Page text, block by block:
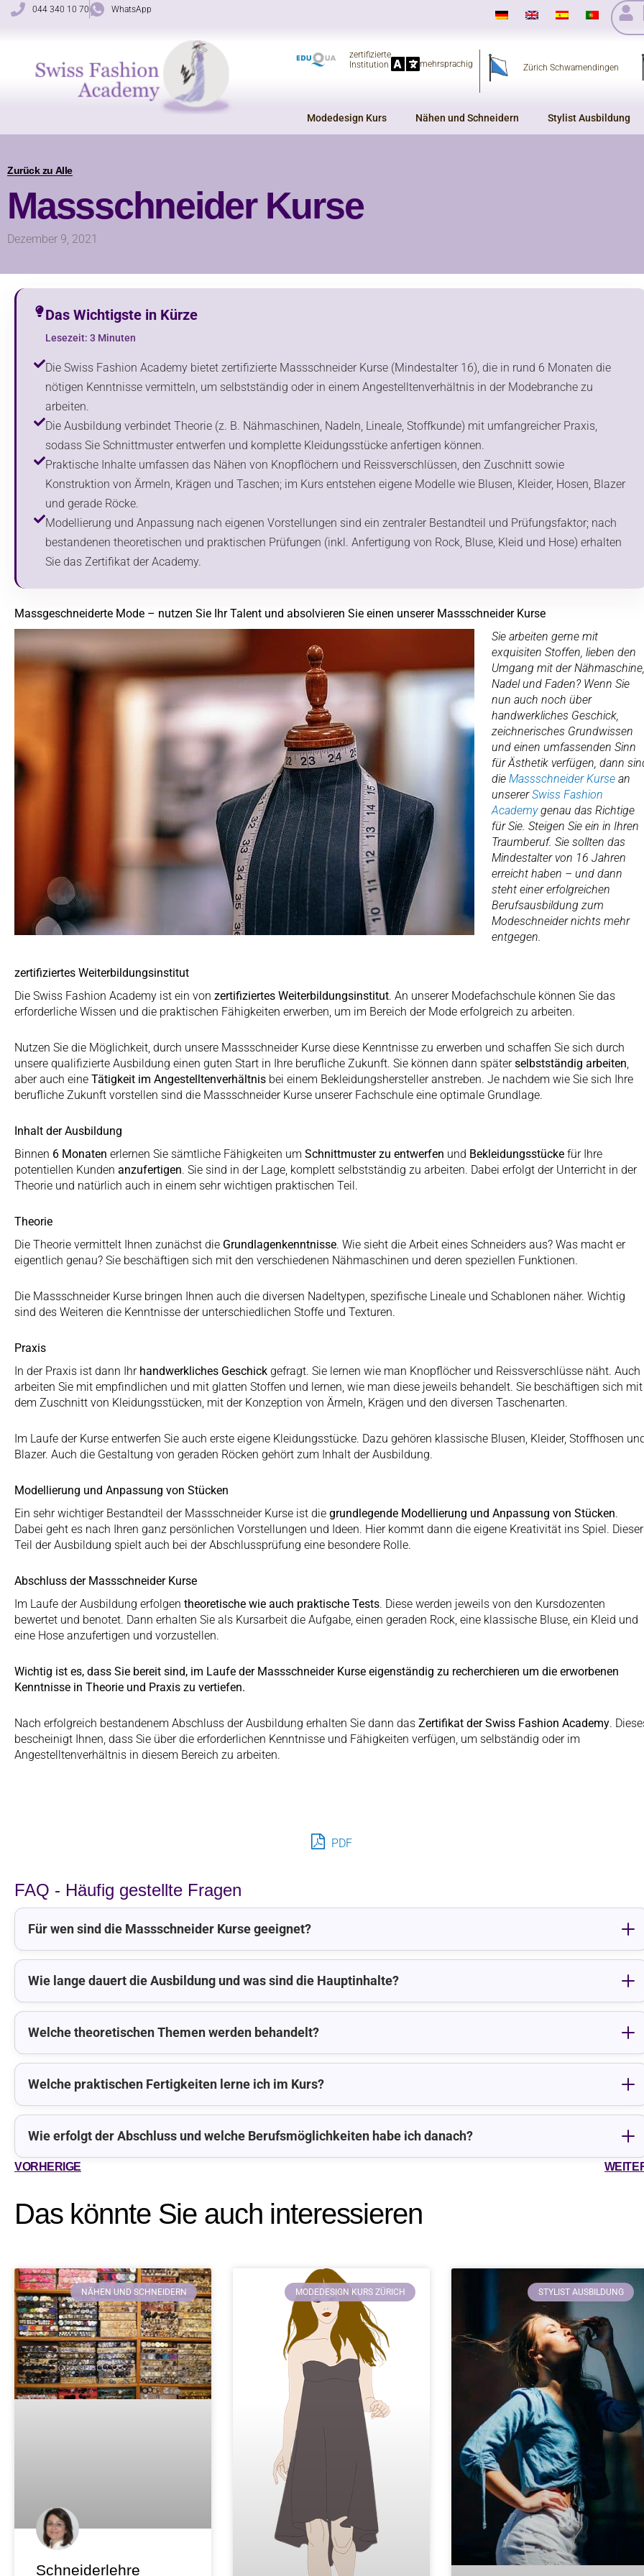
Zum
044 340 10 70 WhatsApp
zertifizierte
Institution
mehrsprachig Zürich Schwamendingen
Modedesign Kurs Nähen und Schneidern Stylist Ausbildung
Zurück zu Alle
Massschneider Kurse
Dezember 9, 2021
Das Wichtigste in Kürze
Lesezeit: 3 Minuten
Die Swiss Fashion Academy bietet zertifizierte Massschneider Kurse (Mindestalter 16), die in rund 6 Monaten die
nötigen Kenntnisse vermitteln, um selbstständig oder in einem Angestelltenverhältnis in der Modebranche zu
arbeiten.
Die Ausbildung verbindet Theorie (z. B. Nähmaschinen, Nadeln, Lineale, Stoffkunde) mit umfangreicher Praxis,
sodass Sie Schnittmuster entwerfen und komplette Kleidungsstücke anfertigen können.
Praktische Inhalte umfassen das Nähen von Knopflöchern und Reissverschlüssen, den Zuschnitt sowie
Konstruktion von Ärmeln, Krägen und Taschen; im Kurs entstehen eigene Modelle wie Blusen, Kleider, Hosen, Blazer
und gerade Röcke.
Modellierung und Anpassung nach eigenen Vorstellungen sind ein zentraler Bestandteil und Prüfungsfaktor; nach
bestandenen theoretischen und praktischen Prüfungen (inkl. Anfertigung von Rock, Bluse, Kleid und Hose) erhalten
Sie das Zertifikat der Academy.
Massgeschneiderte Mode – nutzen Sie Ihr Talent und absolvieren Sie einen unserer Massschneider Kurse
Sie arbeiten gerne mit
exquisiten Stoffen, lieben den
Umgang mit der Nähmaschine,
Nadel und Faden? Wenn Sie
nun auch noch über
handwerkliches Geschick,
zeichnerisches Grundwissen
und einen umfassenden Sinn
für Ästhetik verfügen, dann
die Massschneider Kurse an
unsererSwiss Fashion
Academygenau das Richtige
für Sie. Steigen Sie ein in Ihren
Traumberuf. Sie sollten das
Mindestalter von 16 Jahren
erreicht haben – und dann
steht einer erfolgreichen
Berufsausbildung zum
Modeschneider nichts mehr
entgegen.
zertifiziertes Weiterbildungsinstitut
Die Swiss Fashion Academy ist ein von zertifiziertes Weiterbildungsinstitut. An unserer Modefachschule können Sie das
erforderliche Wissen und die praktischen Fähigkeiten erwerben, um im Bereich der Mode erfolgreich zu arbeiten.
Nutzen Sie die Möglichkeit, durch unsere Massschneider Kurse diese Kenntnisse zu erwerben und schaffen Sie sich durch
unsere qualifizierte Ausbildung einen guten Start in Ihre berufliche Zukunft. Sie können dann späterselbstständig arbeiten
aber auch eine Tätigkeit im Angestelltenverhältnis bei einem Bekleidungshersteller anstreben. Je nachdem wie Sie sich Ihre
berufliche Zukunft vorstellen sind die Massschneider Kurse unserer Fachschule eine optimale Grundlage.
Inhalt der Ausbildung
Binnen 6 Monaten erlernen Sie sämtliche Fähigkeiten um Schnittmuster zu entwerfen und Bekleidungsstücke für Ihre
potentiellen Kunden anzufertigen. Sie sind in der Lage, komplett selbstständig zu arbeiten. Dabei erfolgt der Unterricht in der
Theorie und natürlich auch in einem sehr wichtigen praktischen Teil.
Theorie
Die Theorie vermittelt Ihnen zunächst die Grundlagenkenntnisse. Wie sieht die Arbeit eines Schneiders aus? Was macht er
eigentlich genau? Sie beschäftigen sich mit den verschiedenen Nähmaschinen und deren speziellen Funktionen.
Die Massschneider Kurse bringen Ihnen auch die diversen Nadeltypen, spezifische Lineale und Schablonen näher. Wichtig
sind des Weiteren die Kenntnisse der unterschiedlichen Stoffe und Texturen.
Praxis
In der Praxis ist dann Ihr handwerkliches Geschick gefragt. Sie lernen wie man Knopflöcher und Reissverschlüsse näht. Auch
arbeiten Sie mit empfindlichen und mit glatten Stoffen und lernen, wie man diese jeweils behandelt. Sie beschäftigen sich mit
dem Zuschnitt von Kleidungsstücken, mit der Konzeption von Ärmeln, Krägen und den diversen Taschenarten.
Im Laufe der Kurse entwerfen Sie auch erste eigene Kleidungsstücke. Dazu gehören klassische Blusen, Kleider, Stoffhosen
Blazer. Auch die Gestaltung von geraden Röcken gehört zum Inhalt der Ausbildung.
Modellierung und Anpassung von Stücken
Ein sehr wichtiger Bestandteil der Massschneider Kurse ist die grundlegende Modellierung und Anpassung von Stücken.
Dabei geht es nach Ihren ganz persönlichen Vorstellungen und Ideen. Hier kommt dann die eigene Kreativität ins Spiel. Dieser
Teil der Ausbildung spielt auch bei der Abschlussprüfung eine besondere Rolle.
Abschluss der Massschneider Kurse
Im Laufe der Ausbildung erfolgen theoretische wie auch praktische Tests. Diese werden jeweils von den Kursdozenten
bewertet und benotet. Dann erhalten Sie als Kursarbeit die Aufgabe, einen geraden Rock, eine klassische Bluse, ein Kleid und
eine Hose anzufertigen und vorzustellen.
Wichtig ist es, dass Sie bereit sind, im Laufe der Massschneider Kurse eigenständig zu recherchieren um die erworbenen
Kenntnisse in Theorie und Praxis zu vertiefen.
Nach erfolgreich bestandenem Abschluss der Ausbildung erhalten Sie dann das Zertifikat der Swiss Fashion Academy.
bescheinigt Ihnen, dass Sie über die erforderlichen Kenntnisse und Fähigkeiten verfügen, um selbständig oder im
Angestelltenverhältnis in diesem Bereich zu arbeiten.
PDF
FAQ - Häufig gestellte Fragen
Für wen sind die Massschneider Kurse geeignet?
Wie lange dauert die Ausbildung und was sind die Hauptinhalte?
Welche theoretischen Themen werden behandelt?
Welche praktischen Fertigkeiten lerne ich im Kurs?
Wie erfolgt der Abschluss und welche Berufsmöglichkeiten habe ich danach?
VORHERIGE
Das könnte Sie auch interessieren
NÄHEN UND SCHNEIDERN
Schneiderlehre
MODEDESIGN KURS ZÜRICH STYLIST AUSBILDUNG